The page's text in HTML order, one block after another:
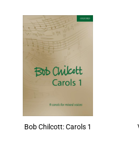
Bob Chilcott: Carols 1